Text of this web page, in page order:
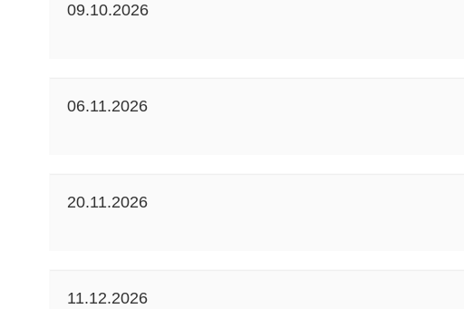
09.10.2026
06.11.2026
20.11.2026
11.12.2026